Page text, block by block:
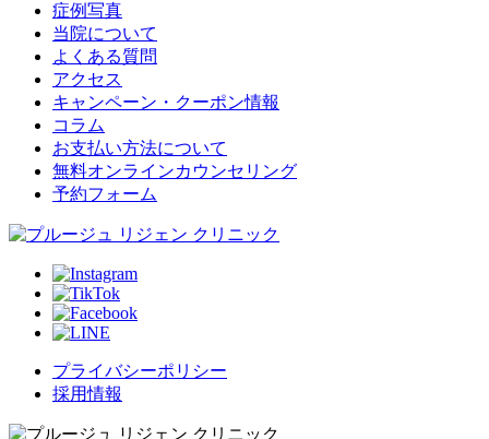
症例写真
当院について
よくある質問
アクセス
キャンペーン・クーポン情報
コラム
お支払い方法について
無料オンラインカウンセリング
予約フォーム
プライバシーポリシー
採用情報